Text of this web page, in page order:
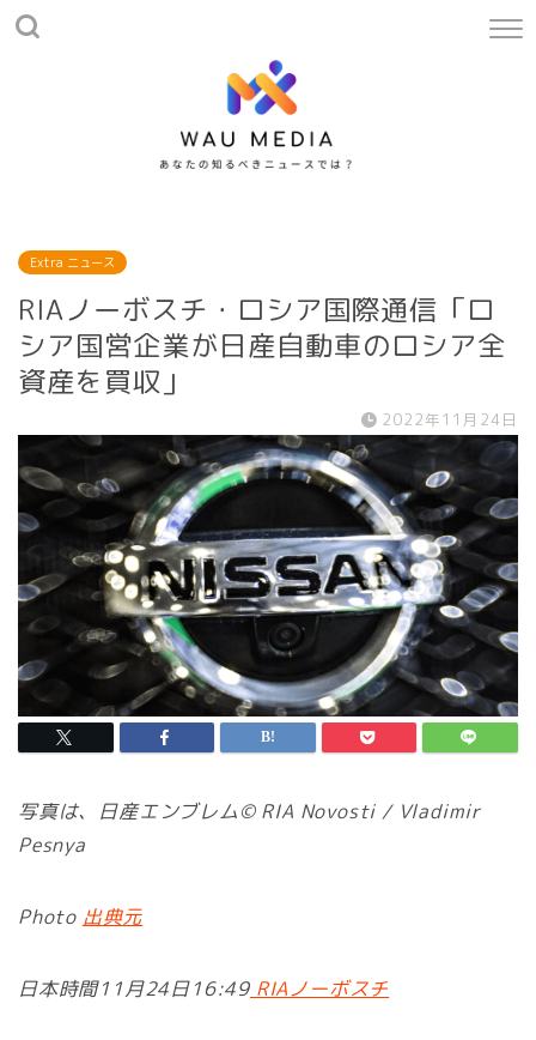
Extra ニュース
RIAノーボスチ・ロシア国際通信「ロ
シア国営企業が日産自動車のロシア全
資産を買収」
2022年11月24日
写真は、日産エンブレム© RIA Novosti / Vladimir
Pesnya
Photo 出典元
日本時間11月24日16:49 RIAノーボスチ